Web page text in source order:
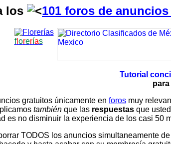
los 101 foros de
florerías
Tutorial
gratuitos únicamente en foros muy
también que las respuestas que
es no disminuir la experiencia de los casi 50
TODOS los anuncios simultaneamente